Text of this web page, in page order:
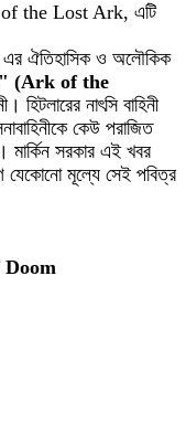
of the Lost Ark, এটি
এর ঐতিহাসিক ও অলৌকিক
(Ark of the
হিটলারের নাৎসি বাহিনী
কেউ পরাজিত
মার্কিন সরকার এই খবর
যেকোনো মূল্যে সেই পবিত্র
Doom